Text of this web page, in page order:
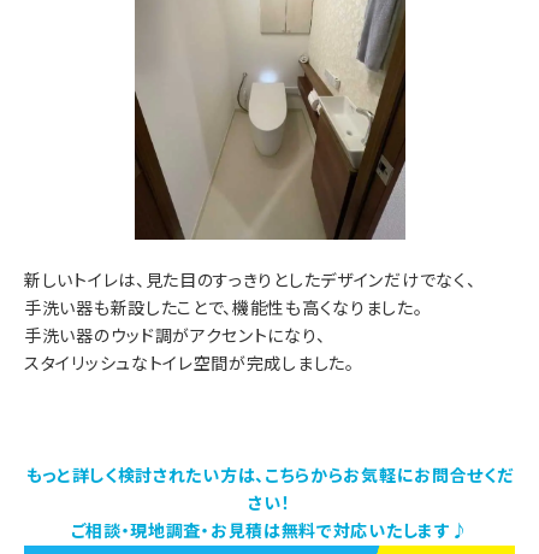
新しいトイレは、見た目のすっきりとしたデザインだけでなく、
手洗い器も新設したことで、機能性も高くなりました。
手洗い器のウッド調がアクセントになり、
スタイリッシュなトイレ空間が完成しました。
もっと詳しく検討されたい方は、こちらからお気軽にお問合せくだ
さい！
ご相談・現地調査・お見積は無料で対応いたします♪